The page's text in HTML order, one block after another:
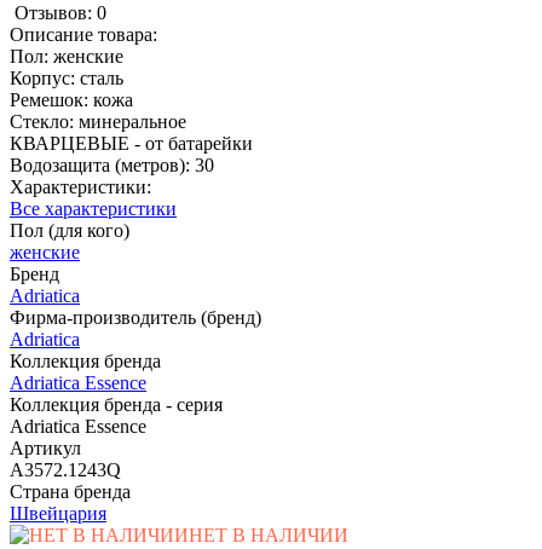
Отзывов: 0
Описание товара:
Пол: женские
Корпус: сталь
Ремешок: кожа
Стекло: минеральное
КВАРЦЕВЫЕ - от батарейки
Водозащита (метров): 30
Характеристики:
Все характеристики
Пол (для кого)
женские
Бренд
Adriatica
Фирма-производитель (бренд)
Adriatica
Коллекция бренда
Adriatica Essence
Коллекция бренда - серия
Adriatica Essence
Артикул
A3572.1243Q
Страна бренда
Швейцария
НЕТ В НАЛИЧИИ